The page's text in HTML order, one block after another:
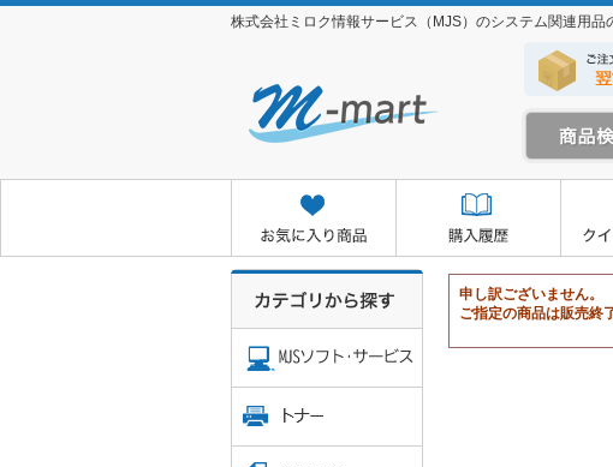
株式会社ミロク情報サービス（MJS）のシステム関連用品
お取り寄せサービス
申し訳ございません。
ご指定の商品は販売終